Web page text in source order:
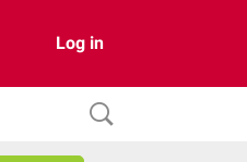
Log in